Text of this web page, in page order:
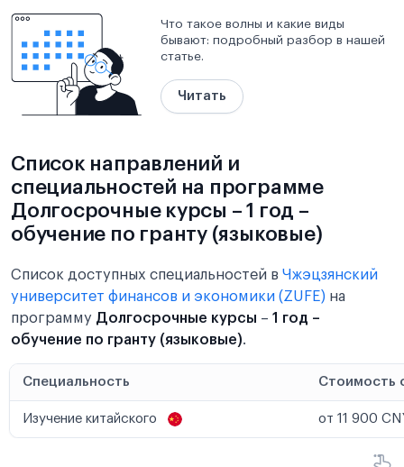
Что такое волны и какие виды
бывают: подробный разбор в нашей
статье.
Читать
Список направлений и
специальностей на программе
Долгосрочные курсы – 1 год –
обучение по гранту (языковые)
Список доступных специальностей в Чжэцзянский
университет финансов и экономики (ZUFE) на
программу Долгосрочные курсы – 1 год –
обучение по гранту (языковые).
Специальность Стоимость
Изучение китайского от 11 900